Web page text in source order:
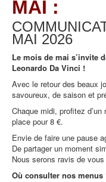
MAI :
MAI 2026
Le mois de mai s’invite
Leonardo Da Vinci !
Avec le retour des beaux
savoureux, de saison et
Chaque midi, profitez
place pour 8 €.
Envie de faire une pause
De partager un moment
Nous serons ravis de
Où consulter nos menus